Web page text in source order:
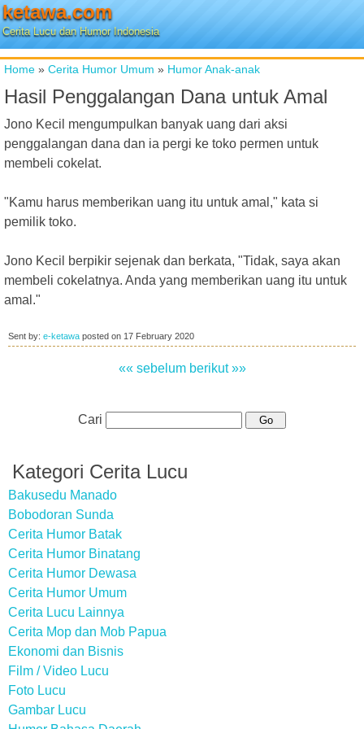
ketawa.com
Cerita Lucu dan Humor Indonesia
Home » Cerita Humor Umum » Humor Anak-anak
Hasil Penggalangan Dana untuk Amal
Jono Kecil mengumpulkan banyak uang dari aksi
penggalangan dana dan ia pergi ke toko permen untuk
membeli cokelat.
"Kamu harus memberikan uang itu untuk amal," kata si
pemilik toko.
Jono Kecil berpikir sejenak dan berkata, "Tidak, saya akan
membeli cokelatnya. Anda yang memberikan uang itu untuk
amal."
Sent by: e-ketawa posted on 17 February 2020
«« sebelum berikut »»
Cari
Kategori Cerita Lucu
Bakusedu Manado
Bobodoran Sunda
Cerita Humor Batak
Cerita Humor Binatang
Cerita Humor Dewasa
Cerita Humor Umum
Cerita Lucu Lainnya
Cerita Mop dan Mob Papua
Ekonomi dan Bisnis
Film / Video Lucu
Foto Lucu
Gambar Lucu